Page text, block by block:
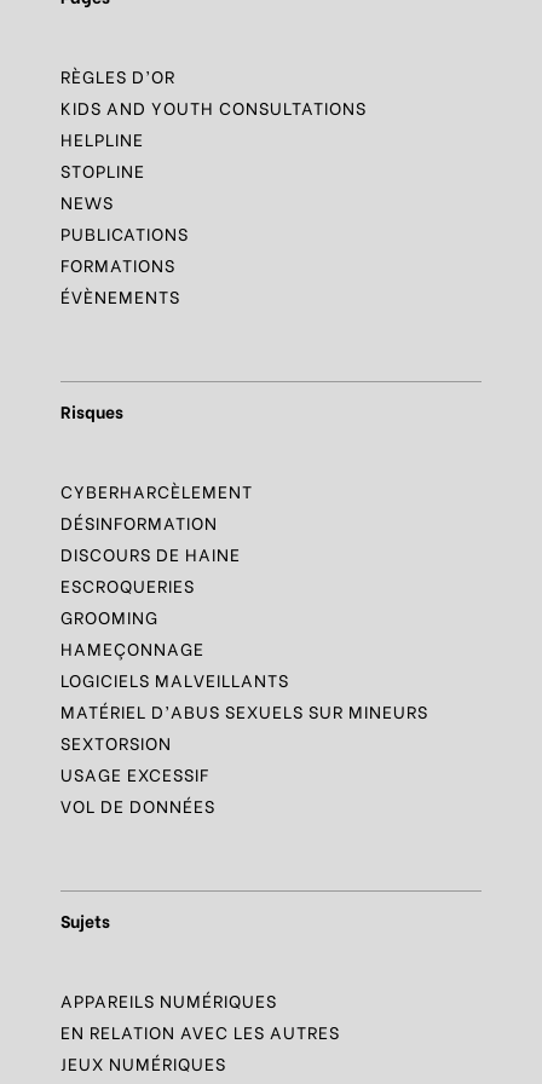
RÈGLES D’OR
KIDS AND YOUTH CONSULTATIONS
HELPLINE
STOPLINE
NEWS
PUBLICATIONS
FORMATIONS
ÉVÈNEMENTS
Risques
CYBERHARCÈLEMENT
DÉSINFORMATION
DISCOURS DE HAINE
ESCROQUERIES
GROOMING
HAMEÇONNAGE
LOGICIELS MALVEILLANTS
MATÉRIEL D’ABUS SEXUELS SUR MINEURS
SEXTORSION
USAGE EXCESSIF
VOL DE DONNÉES
Sujets
APPAREILS NUMÉRIQUES
EN RELATION AVEC LES AUTRES
JEUX NUMÉRIQUES